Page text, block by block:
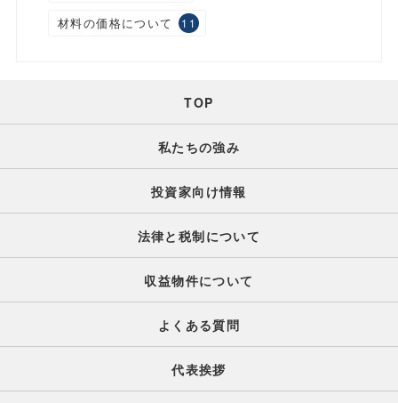
材料の価格について 11
TOP
私たちの強み
投資家向け情報
法律と税制について
収益物件について
よくある質問
代表挨拶